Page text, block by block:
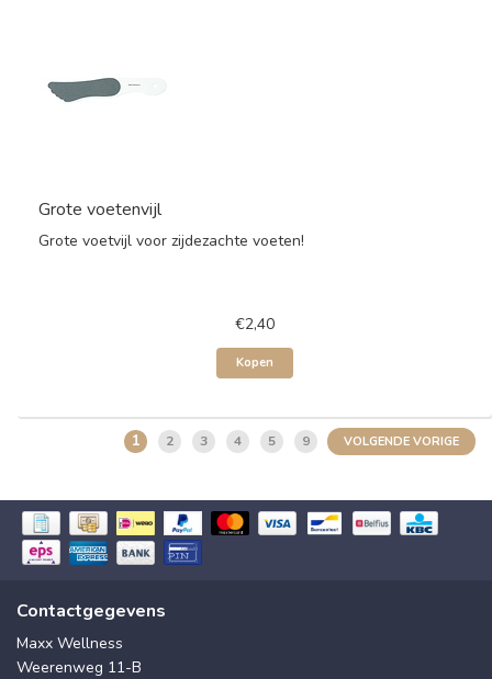
Grote voetenvijl
Grote voetvijl voor zijdezachte voeten!
€2,40
Kopen
1 2 3 4 5 9 VOLGENDE VORIGE
Contactgegevens
Maxx Wellness
Weerenweg 11-B